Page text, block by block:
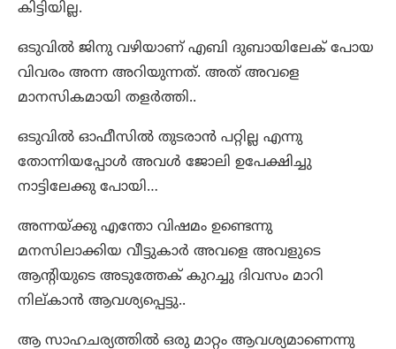
കിട്ടിയില്ല.
ഒടുവിൽ ജിനു വഴിയാണ് എബി ദുബായിലേക് പോയ
വിവരം അന്ന അറിയുന്നത്. അത് അവളെ
മാനസികമായി തളർത്തി..
ഒടുവിൽ ഓഫീസിൽ തുടരാൻ പറ്റില്ല എന്നു
തോന്നിയപ്പോൾ അവൾ ജോലി ഉപേക്ഷിച്ചു
നാട്ടിലേക്കു പോയി…
അന്നയ്ക്കു എന്തോ വിഷമം ഉണ്ടെന്നു
മനസിലാക്കിയ വീട്ടുകാർ അവളെ അവളുടെ
ആന്റിയുടെ അടുത്തേക് കുറച്ചു ദിവസം മാറി
നില്കാൻ ആവശ്യപ്പെട്ടു..
ആ സാഹചര്യത്തിൽ ഒരു മാറ്റം ആവശ്യമാണെന്നു